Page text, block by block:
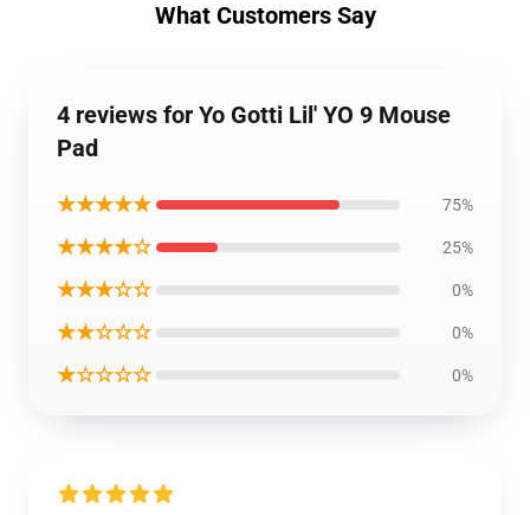
What Customers Say
4 reviews for Yo Gotti Lil' YO 9 Mouse
Pad
★★★★★ 75%
★★★★☆ 25%
★★★☆☆ 0%
★★☆☆☆ 0%
★☆☆☆☆ 0%